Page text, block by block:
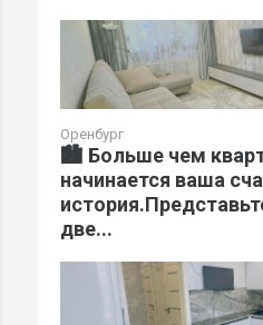
Оренбург
🏙️ Больше чем
начинается ваша
две...